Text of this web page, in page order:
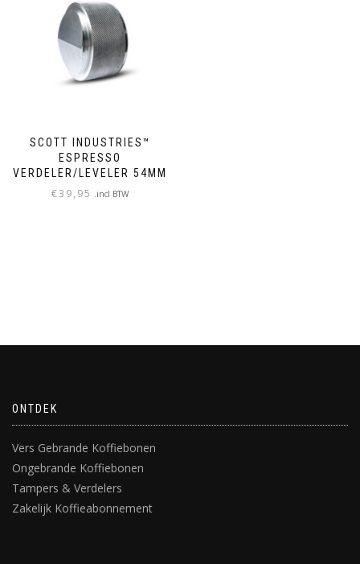
SCOTT INDUSTRIES™
ESPRESSO
VERDELER/LEVELER 54MM
€39,95 .incl BTW
ONTDEK
Vers Gebrande Koffiebonen
Ongebrande Koffiebonen
Tampers & Verdelers
Zakelijk Koffieabonnement